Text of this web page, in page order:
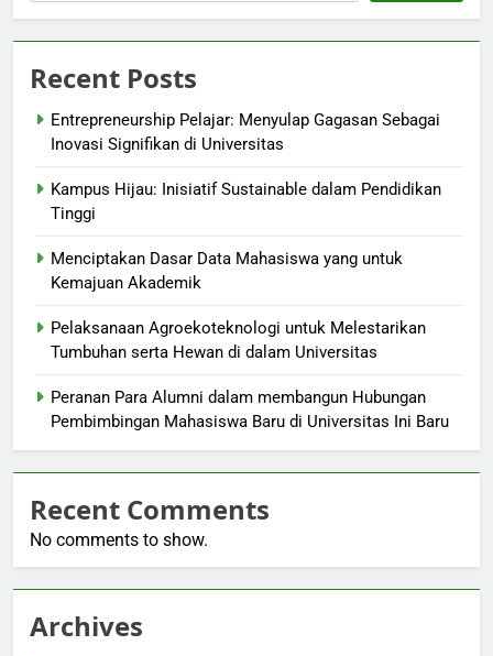
Recent Posts
Entrepreneurship Pelajar: Menyulap Gagasan Sebagai
Inovasi Signifikan di Universitas
Kampus Hijau: Inisiatif Sustainable dalam Pendidikan
Tinggi
Menciptakan Dasar Data Mahasiswa yang untuk
Kemajuan Akademik
Pelaksanaan Agroekoteknologi untuk Melestarikan
Tumbuhan serta Hewan di dalam Universitas
Peranan Para Alumni dalam membangun Hubungan
Pembimbingan Mahasiswa Baru di Universitas Ini Baru
Recent Comments
No comments to show.
Archives